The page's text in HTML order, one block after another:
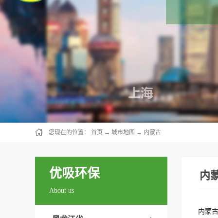
您现在的位置： 首页 → 城市地图 → 内蒙古
优吸环保
About us
内
内蒙古